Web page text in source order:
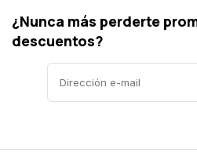
¿Nunca más perderte
descuentos?